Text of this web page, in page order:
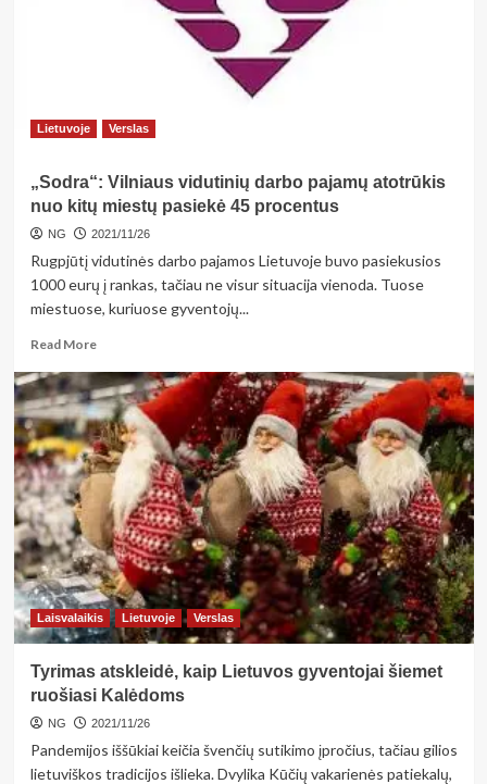
LRT
TELEVZIJĄ
Lietuvoje Verslas
„Sodra“: Vilniaus vidutinių darbo pajamų atotrūkis
nuo kitų miestų pasiekė 45 procentus
NG 2021/11/26
Rugpjūtį vidutinės darbo pajamos Lietuvoje buvo pasiekusios
1000 eurų į rankas, tačiau ne visur situacija vienoda. Tuose
miestuose, kuriuose gyventojų...
Read MoreRead
about
„Sodra“:
Vilniaus
vidutinių
darbo
pajamų
atotrūkis
nuo
kitų
miestų
pasiekė
45
procentus
Laisvalaikis Lietuvoje Verslas
Tyrimas atskleidė, kaip Lietuvos gyventojai šiemet
ruošiasi Kalėdoms
NG 2021/11/26
Pandemijos iššūkiai keičia švenčių sutikimo įpročius, tačiau gilios
lietuviškos tradicijos išlieka. Dvylika Kūčių vakarienės patiekalų,